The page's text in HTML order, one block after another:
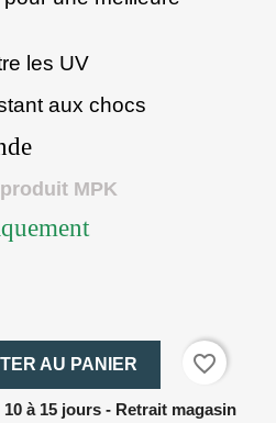
les UV
aux chocs
MPK
AU PANIER
favorite_border
à 15 jours - Retrait magasin